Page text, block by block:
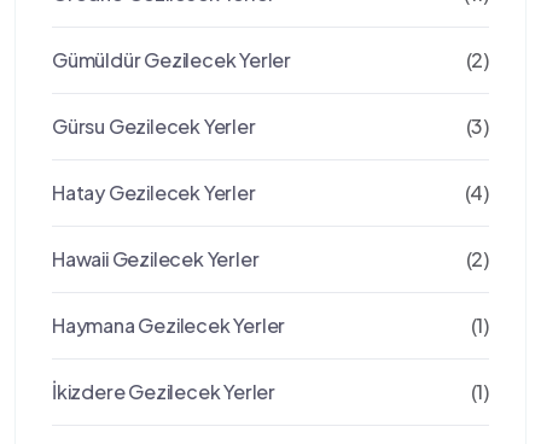
Gümüldür Gezilecek Yerler (2)
Gürsu Gezilecek Yerler (3)
Hatay Gezilecek Yerler (4)
Hawaii Gezilecek Yerler (2)
Haymana Gezilecek Yerler (1)
İkizdere Gezilecek Yerler (1)